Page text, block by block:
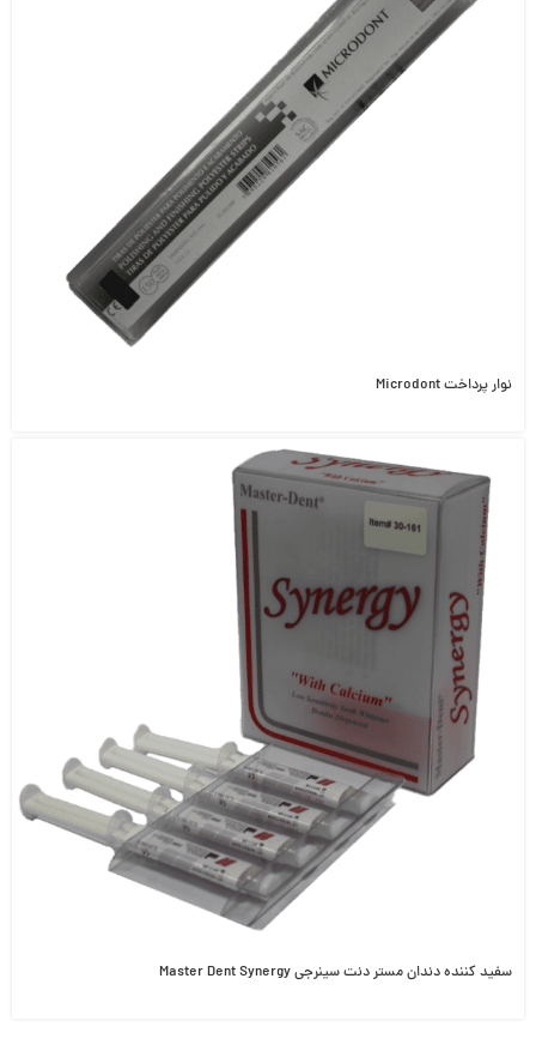
نوار پرداخت Microdont
سفید کننده دندان مستر دنت سینرجی Master Dent Synergy